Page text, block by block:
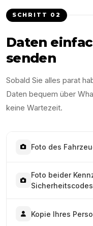
SCHRITT 02
Daten
senden
Sobald Sie alles parat
Daten bequem über
keine Wartezeit.
Foto des
Foto beider
Kopie Ihres